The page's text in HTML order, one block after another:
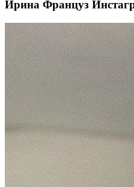
Ирина Француз